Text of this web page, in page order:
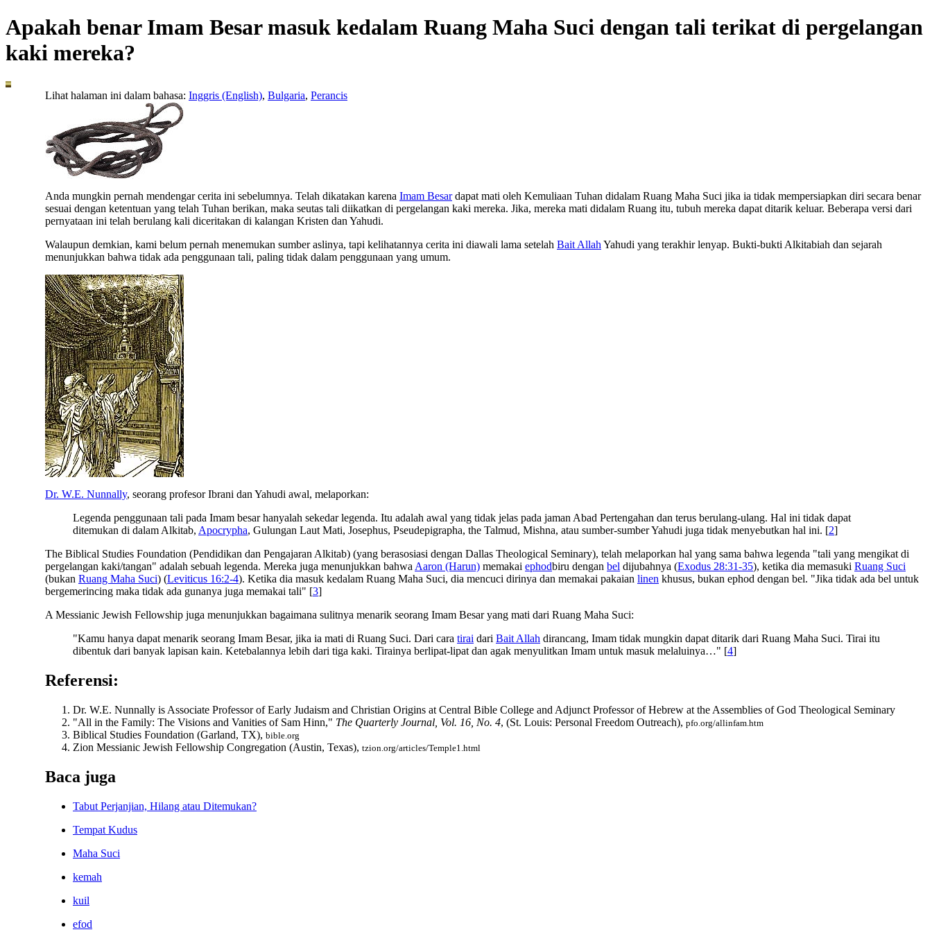
Apakah benar Imam Besar masuk kedalam Ruang Maha Suci dengan tali terikat di pergelangan
kaki mereka?
Lihat halaman ini dalam bahasa: Inggris (English), Bulgaria, Perancis
Anda mungkin pernah mendengar cerita ini sebelumnya. Telah dikatakan karena Imam Besardapat mati oleh Kemuliaan Tuhan didalam Ruang Maha Suci jika ia tidak mempersiapkan diri secara benar
sesuai dengan ketentuan yang telah Tuhan berikan, maka seutas tali diikatkan di pergelangan kaki mereka. Jika, mereka mati didalam Ruang itu, tubuh mereka dapat ditarik keluar. Beberapa versi dari
pernyataan ini telah berulang kali diceritakan di kalangan Kristen dan Yahudi.
Walaupun demkian, kami belum pernah menemukan sumber aslinya, tapi kelihatannya cerita ini diawali lama setelah Bait Allah Yahudi yang terakhir lenyap. Bukti-bukti Alkitabiah dan sejarah
menunjukkan bahwa tidak ada penggunaan tali, paling tidak dalam penggunaan yang umum.
Dr. W.E. Nunnally, seorang profesor Ibrani dan Yahudi awal, melaporkan:
Legenda penggunaan tali pada Imam besar hanyalah sekedar legenda. Itu adalah awal yang tidak jelas pada jaman Abad Pertengahan dan terus berulang-ulang. Hal ini tidak dapat
ditemukan di dalam Alkitab, Apocrypha, Gulungan Laut Mati, Josephus, Pseudepigrapha, the Talmud, Mishna, atau sumber-sumber Yahudi juga tidak menyebutkan hal ini. [2]
The Biblical Studies Foundation (Pendidikan dan Pengajaran Alkitab) (yang berasosiasi dengan Dallas Theological Seminary), telah melaporkan hal yang sama bahwa legenda "tali yang mengikat di
pergelangan kaki/tangan" adalah sebuah legenda. Mereka juga menunjukkan bahwa Aaron (Harun) memakai ephodbiru dengan bel dijubahnya (Exodus 28:31-35), ketika dia memasuki Ruang Suci
(bukan Ruang Maha Suci) (Leviticus 16:2-4). Ketika dia masuk kedalam Ruang Maha Suci, dia mencuci dirinya dan memakai pakaian linen khusus, bukan ephod dengan bel. "Jika tidak ada bel untuk
bergemerincing maka tidak ada gunanya juga memakai tali" [3]
A Messianic Jewish Fellowship juga menunjukkan bagaimana sulitnya menarik seorang Imam Besar yang mati dari Ruang Maha Suci:
"Kamu hanya dapat menarik seorang Imam Besar, jika ia mati di Ruang Suci. Dari cara tirai dari Bait Allah dirancang, Imam tidak mungkin dapat ditarik dari Ruang Maha Suci. Tirai itu
dibentuk dari banyak lapisan kain. Ketebalannya lebih dari tiga kaki. Tirainya berlipat-lipat dan agak menyulitkan Imam untuk masuk melaluinya…" [4]
Referensi:
Dr. W.E. Nunnally is Associate Professor of Early Judaism and Christian Origins at Central Bible College and Adjunct Professor of Hebrew at the Assemblies of God Theological Seminary
"All in the Family: The Visions and Vanities of Sam Hinn," The Quarterly Journal, Vol. 16, No. 4, (St. Louis: Personal Freedom Outreach), pfo.org/allinfam.htm
Biblical Studies Foundation (Garland, TX), bible.org
Zion Messianic Jewish Fellowship Congregation (Austin, Texas), tzion.org/articles/Temple1.html
Baca juga
Tabut Perjanjian, Hilang atau Ditemukan?
Tempat Kudus
Maha Suci
kemah
kuil
efod